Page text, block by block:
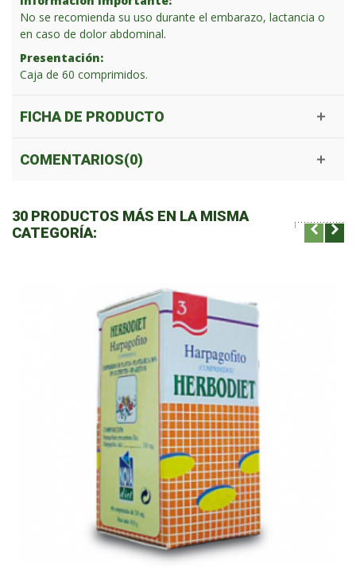
No se recomienda su uso durante el embarazo, lactancia o
en caso de dolor abdominal.
Presentación:
Caja de 60 comprimidos.
FICHA DE PRODUCTO
COMENTARIOS(0)
30 PRODUCTOS MÁS EN LA MISMA
CATEGORÍA: